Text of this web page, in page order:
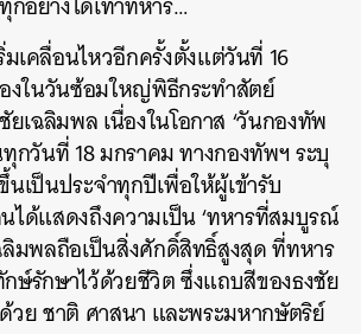
เคลื่อนไหวอีกครั้งตั้งแต่วันที่ 16
งในวันซ้อมใหญ่พิธีกระทำสัตย์
ฉลิมพล เนื่องในโอกาส ‘วันกองทัพ
กวันที่ 18 มกราคม ทางกองทัพฯ ระบุ
เป็นประจำทุกปีเพื่อให้ผู้เข้ารับ
ได้แสดงถึงความเป็น ‘ทหารที่สมบูรณ์
ลิมพลถือเป็นสิ่งศักดิ์สิทธิ์สูงสุด ที่ทหาร
ษ์รักษาไว้ด้วยชีวิต ซึ่งแถบสีของธงชัย
วย ชาติ ศาสนา และพระมหากษัตริย์